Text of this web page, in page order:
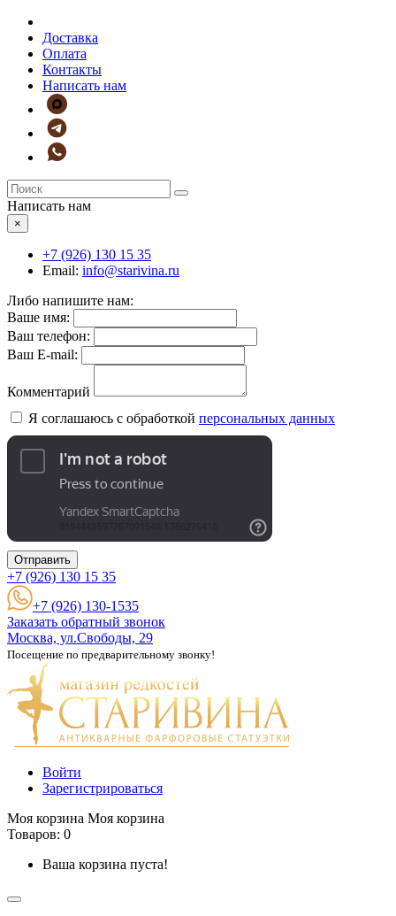
Доставка
Оплата
Контакты
Написать нам
Написать нам
×
+7 (926) 130 15 35
Email: info@starivina.ru
Либо напишите нам:
Ваше имя:
Ваш телефон:
Ваш E-mail:
Комментарий
Я соглашаюсь с обработкой персональных данных
Отправить
+7 (926) 130 15 35
+7 (926) 130-1535
Заказать обратный звонок
Москва, ул.Свободы, 29
Посещение по предварительному звонку!
Войти
Зарегистрироваться
Моя корзина Моя корзина
Товаров: 0
Ваша корзина пуста!